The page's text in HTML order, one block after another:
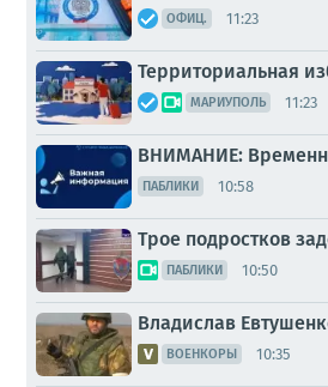
ОФИЦ. 11:23
Территориальная
МАРИУПОЛЬ 11:23
ВНИМАНИЕ:
ПАБЛИКИ 10:58
Трое подростков
ПАБЛИКИ 10:50
Владислав
ВОЕНКОРЫ 10:35